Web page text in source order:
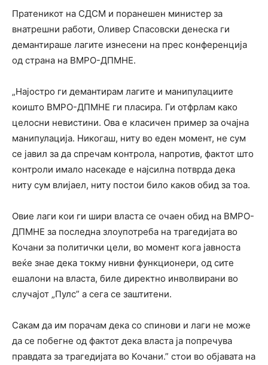
Пратеникот на СДСМ и поранешен министер за
внатрешни работи, Оливер Спасовски денеска ги
демантираше лагите изнесени на прес конференција
од страна на ВМРО-ДПМНЕ.
„Најостро ги демантирам лагите и манипулациите
коишто ВМРО-ДПМНЕ ги пласира. Ги отфрлам како
целосни невистини. Ова е класичен пример за очајна
манипулација. Никогаш, ниту во еден момент, не сум
се јавил за да спречам контрола, напротив, фактот што
контроли имало насекаде е најсилна потврда дека
ниту сум влијаел, ниту постои било каков обид за тоа.
Овие лаги кои ги шири власта се очаен обид на ВМРО-
ДПМНЕ за последна злоупотреба на трагедијата во
Кочани за политички цели, во момент кога јавноста
веќе знае дека токму нивни функционери, од сите
ешалони на власта, биле директно инволвирани во
случајот „Пулс” а сега се заштитени.
Сакам да им порачам дека со спинови и лаги не може
да се побегне од фактот дека власта ја попречува
правдата за трагедијата во Кочани.” стои во објавата на